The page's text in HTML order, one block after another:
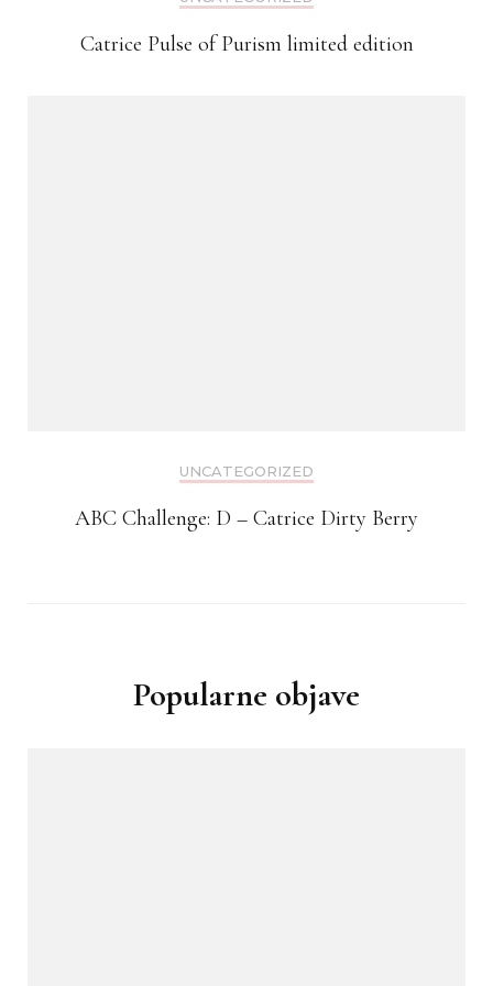
Catrice Pulse of Purism limited edition
UNCATEGORIZED
ABC Challenge: D – Catrice Dirty Berry
Popularne objave